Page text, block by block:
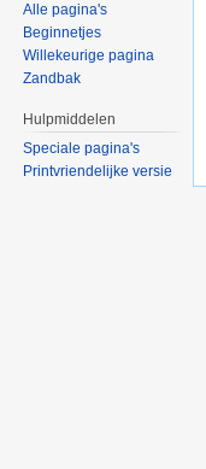
Alle pagina's
Beginnetjes
Willekeurige pagina
Zandbak
Hulpmiddelen
Speciale pagina's
Printvriendelijke versie